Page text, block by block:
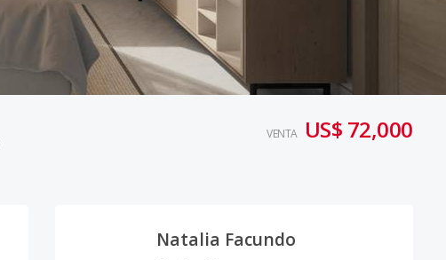
VENTA US$ 72,000
Natalia Facundo